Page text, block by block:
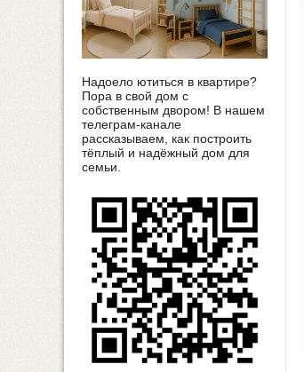
Надоело ютиться в квартире?
Пора в свой дом с
собственным двором! В нашем
телеграм-канале
рассказываем, как построить
тёплый и надёжный дом для
семьи.